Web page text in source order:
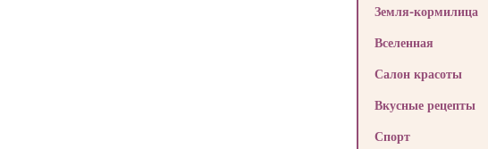
Земля-кормилица
Вселенная
Салон красоты
Вкусные рецепты
Спорт